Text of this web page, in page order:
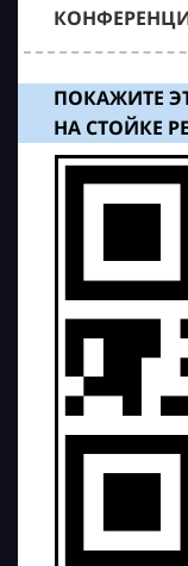
ПОКАЖИТЕ
НА СТОЙКЕ